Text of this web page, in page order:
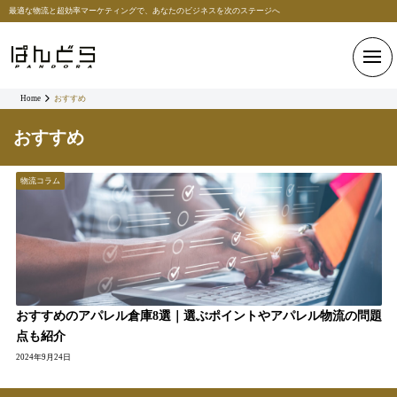
最適な物流と超効率マーケティングで、あなたのビジネスを次のステージへ
Home おすすめ
おすすめ
おすすめのアパレル倉庫8選｜選ぶポイントやアパレル物流の問題
点も紹介
2024年9月24日
物流コラム